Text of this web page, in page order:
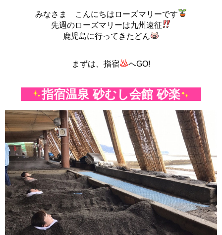
みなさま こんにちはローズマリーです
先週のローズマリーは九州遠征
鹿児島に行ってきたどん
まずは、指宿 へGO!
指宿温泉 砂むし会館 砂楽